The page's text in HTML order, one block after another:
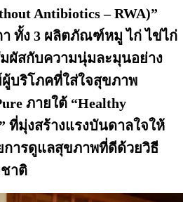
Antibiotics – RWA)”
ทั้ง 3 ผลิตภัณฑ์หมู ไก่ ไข่ไก่
ผัสกับความนุ่มละมุนอย่าง
บริโภคที่ใส่ใจสุขภาพ
ภายใต้ “Healthy
ที่มุ่งสร้างแรงบันดาลใจให้
ารดูแลสุขภาพที่ดีด้วยวิธี
ชาติ